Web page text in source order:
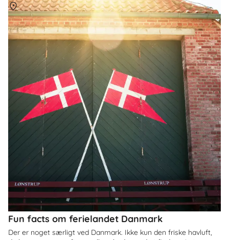
Fun facts om ferielandet Danmark
Der er noget særligt ved Danmark. Ikke kun den friske havluft,
OmDanmark